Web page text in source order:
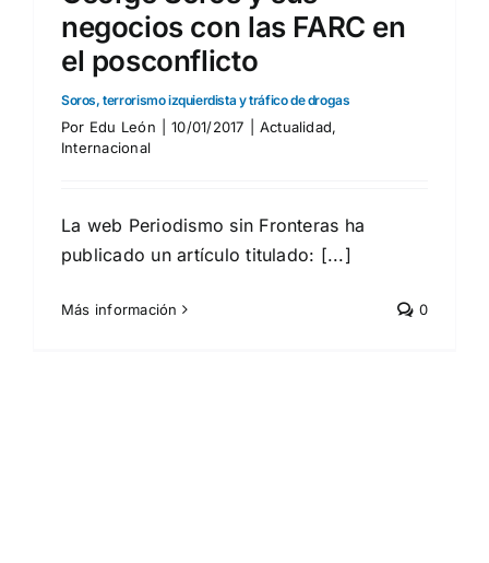
negocios con las FARC en
el posconflicto
Soros, terrorismo izquierdista y tráfico de drogas
Por Edu León 10/01/2017 Actualidad,
Internacional
La web Periodismo sin Fronteras ha
publicado un artículo titulado: [...]
Más información 0